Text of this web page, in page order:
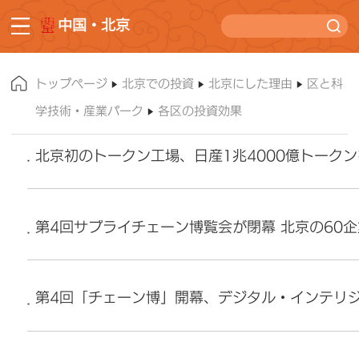
中国・北京
トップページ 北京での投資 北京にした理由
区と科
学技術・産業パーク
各区の投資効果
北京初のトークン工場、日産1兆4000億トーク
第4回サプライチェーン博覧会が閉幕 北京の60
第4回「チェーン博」開幕、デジタル・インテリ